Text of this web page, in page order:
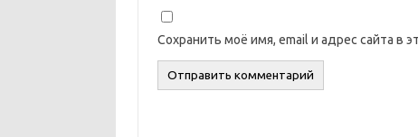
Сохранить моё имя, email и адрес сайта в